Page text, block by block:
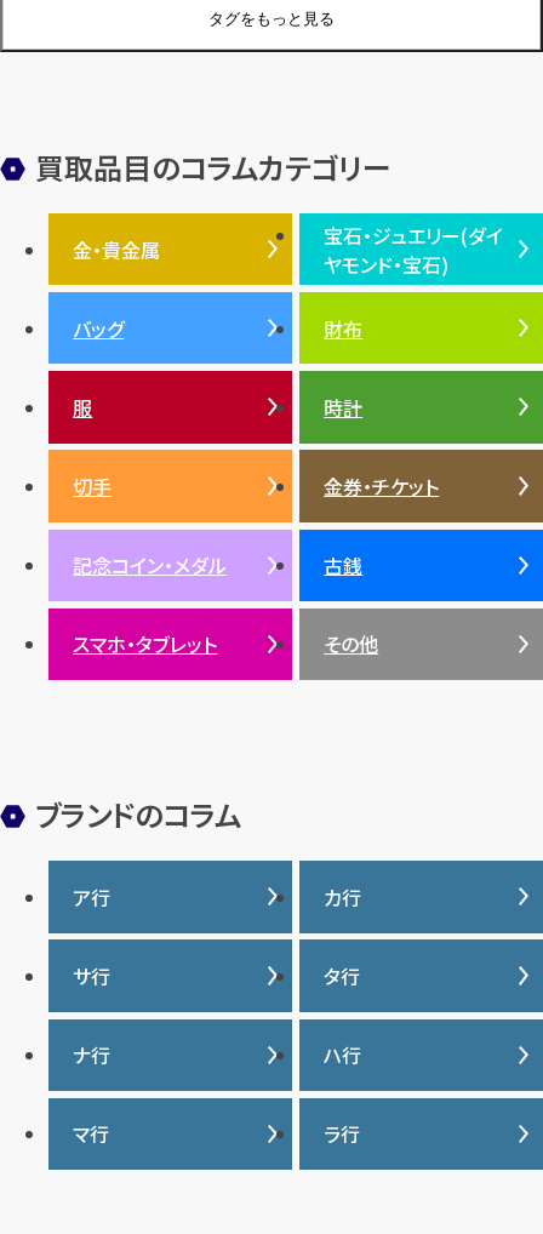
タグをもっと見る
ジュエリーブランド オーデマピゲ
装飾品 オメガ シュプリーム ウブロ
エルメス ダイヤモンド ルイ・ヴィトン 豆知識 カルティエ
投資 金地金 金価格・相場 グッチ 買取 プラダ
ティファニー
金貨 ブルガリ
バッグ
アメジスト
バレンシアガ
ルビー 陶磁器・ガラス ブレゲ SDGs
買取品目のコラムカテゴリー
金・貴金属
金・貴金属TOP
プラチナ
銀・シルバー
宝石・ジュエリー(ダイ
ヤモンド・宝石)
宝石・ジュエリー(ダイヤモ
ンド・宝石)TOP
ダイヤモンド
エメラルド
ルビー
サファイア
パール
サンゴ
ヒスイ
バッグ 財布
服 時計
切手 金券・チケット
記念コイン・メダル 古銭
スマホ・タブレット その他
ブランドのコラム
ア行
IWC
ヴァシュロンコンスタンタ
ン
ウブロ
エルメス
オーデマ ピゲ
カ行
カナダグース
カルティエ
グッチ
クロムハーツ
ケイト・スペード
サ行
サマンサタバサ
ジーショック
ジャガー・ルクルト
タ行
タグ・ホイヤー
ディオール
ティファニー
ナ行
ナイキ
ハ行
バーバリー
バカラ
マ行 ラ行